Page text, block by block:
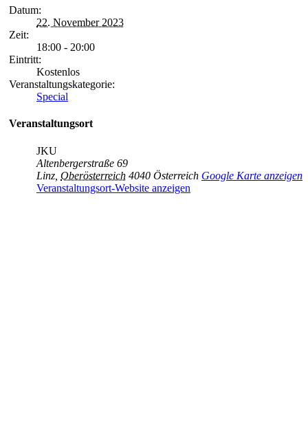
Datum:
22. November 2023
Zeit:
18:00 - 20:00
Eintritt:
Kostenlos
Veranstaltungskategorie:
Special
Veranstaltungsort
JKU
Altenbergerstraße 69
Linz Oberösterreich 4040 Österreich Google Karte anzeigen
Veranstaltungsort-Website anzeigen